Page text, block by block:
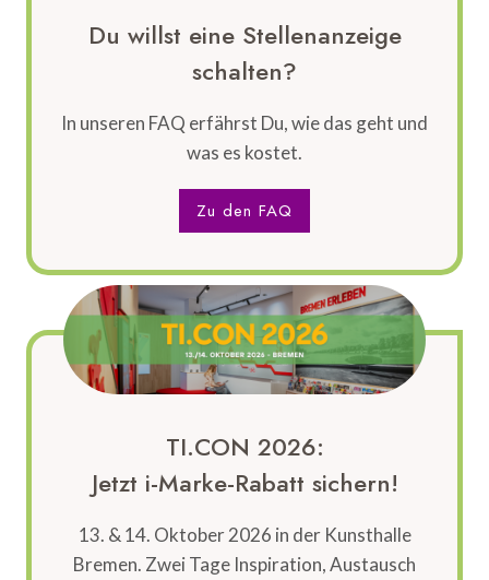
Du willst eine Stellenanzeige
schalten?
In unseren FAQ erfährst Du, wie das geht und
was es kostet.
Zu den FAQ
TI.CON 2026:
Jetzt i-Marke-Rabatt sichern!
13. & 14. Oktober 2026 in der Kunsthalle
Bremen. Zwei Tage Inspiration, Austausch